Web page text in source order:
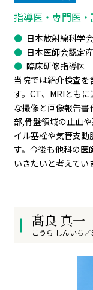
指導医・専門医
日本放射線科学
日本医師会認定
臨床研修指導医
当院では紹介検査
す。CT、MRIとも
な撮像と画像報告
部,骨盤領域の止血
イル塞栓や気管支動
す。今後も他科の医
いきたいと考えてい
髙良 真一
こうら しんいち